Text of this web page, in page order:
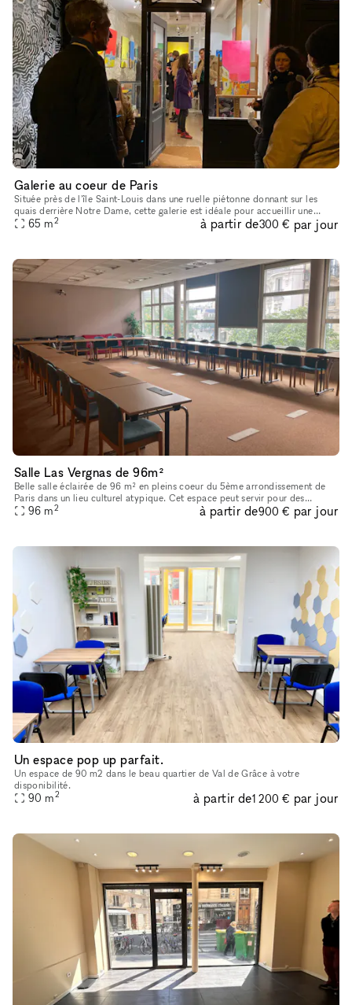
Galerie au coeur de Paris
Située près de l'île Saint-Louis dans une ruelle piétonne donnant sur les
quais derrière Notre Dame, cette galerie est idéale pour accueillir une
exposition, un magasin éphémère ou même un lancement
65 m2 à partir de300 € par jour
Salle Las Vergnas de 96m²
Belle salle éclairée de 96 m² en pleins coeur du 5ème arrondissement de
Paris dans un lieu culturel atypique. Cet espace peut servir pour des
réunions, séminaires, shooting, tournage etc
96 m2 à partir de900 € par jour
Un espace pop up parfait.
Un espace de 90 m2 dans le beau quartier de Val de Grâce à votre
disponibilité.
90 m2 à partir de1 200 € par jour